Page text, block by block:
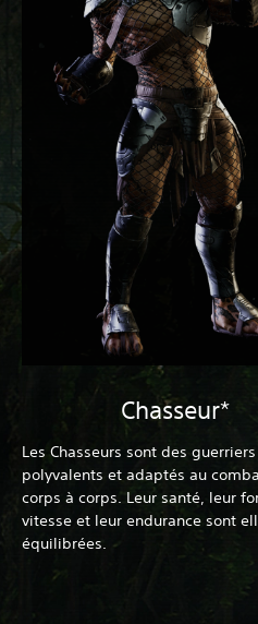
Chasseur*
Les Chasseurs sont des guerriers
polyvalents et adaptés au
corps à corps. Leur santé, leur
vitesse et leur endurance sont
équilibrées.‎